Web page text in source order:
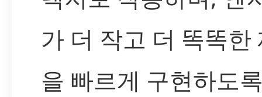
가 더 작고 더 똑똑한
을 빠르게 구현하도